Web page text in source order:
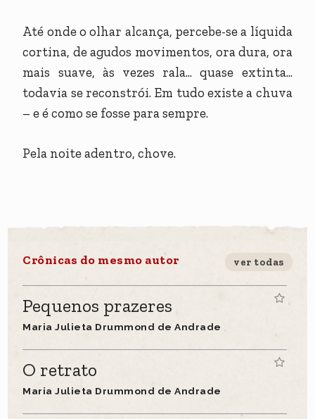
Até onde o olhar alcança, percebe-se a líquida
cortina, de agudos movimentos, ora dura, ora
mais suave, às vezes rala... quase extinta...
todavia se reconstrói. Em tudo existe a chuva
– e é como se fosse para sempre.
Pela noite adentro, chove.
Crônicas do mesmo autor ver todas
Pequenos prazeres
Maria Julieta Drummond de Andrade
O retrato
Maria Julieta Drummond de Andrade